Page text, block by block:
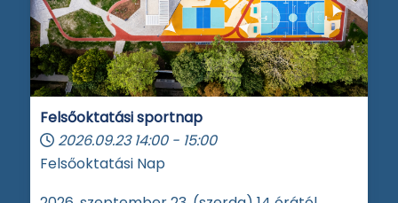
Felsőoktatási sportnap
2026.09.23 14:00 - 15:00
Felsőoktatási Nap